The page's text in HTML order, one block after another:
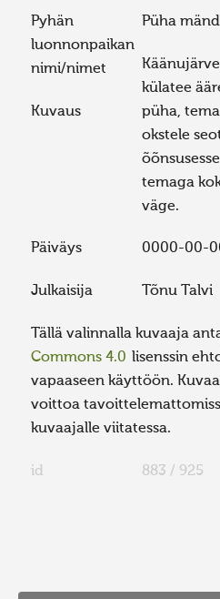
Pyhän
luonnonpaikan
nimi/nimet
Püha mänd
Kuvaus
külatee
püha,
okstele
temaga
väge.
Päiväys 0000-00-
Julkaisija Tõnu Talvi
Tällä valinnalla kuvaaja
Commons 4.0 lisenssin
vapaaseen käyttöön.
voittoa
kuvaajalle viitatessa.
id 883 / 925